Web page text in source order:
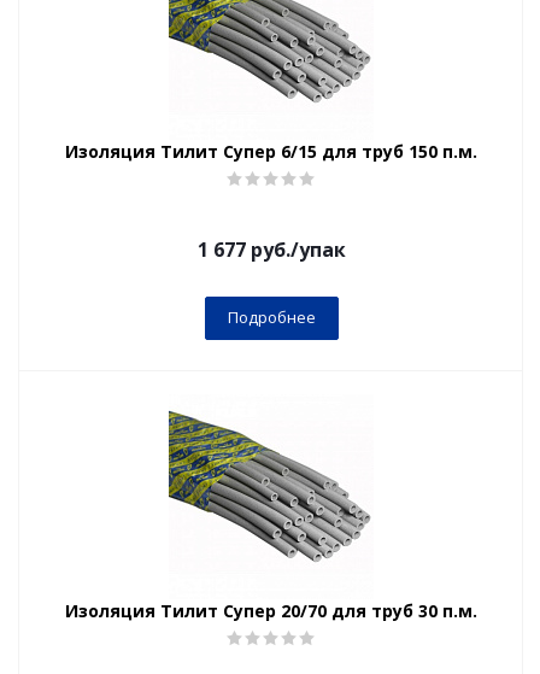
Изоляция Тилит Супер 6/15 для труб 150 п.м.
1 677руб./упак
Подробнее
Изоляция Тилит Супер 20/70 для труб 30 п.м.